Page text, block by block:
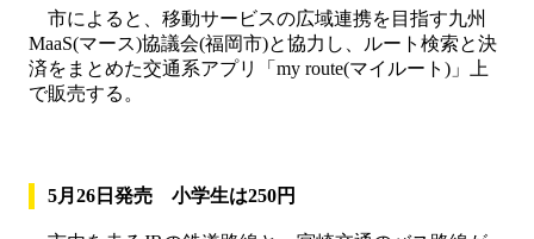
市によると、移動サービスの広域連携を目指す九州
MaaS(マース)協議会(福岡市)と協力し、ルート検索と決
済をまとめた交通系アプリ「my route(マイルート)」上
で販売する。
5月26日発売 小学生は250円